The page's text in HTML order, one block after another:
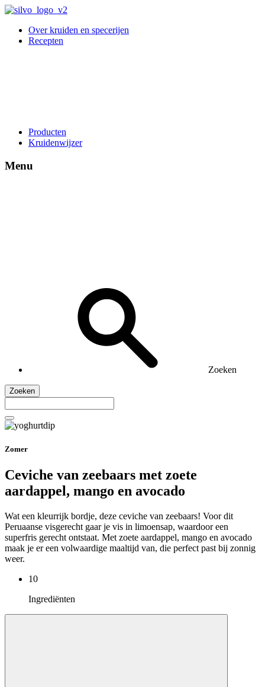
Over kruiden en specerijen
Recepten
Producten
Kruidenwijzer
Menu
Zoeken
Zoeken
Zomer
Ceviche van zeebaars met zoete
aardappel, mango en avocado
Wat een kleurrijk bordje, deze ceviche van zeebaars! Voor dit
Peruaanse visgerecht gaar je vis in limoensap, waardoor een
superfris gerecht ontstaat. Met zoete aardappel, mango en avocado
maak je er een volwaardige maaltijd van, die perfect past bij zonnig
weer.
10
Ingrediënten